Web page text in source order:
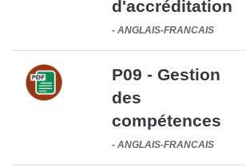
d'accréditation
- ANGLAIS-FRANCAIS
P09 - Gestion
des
compétences
- ANGLAIS-FRANCAIS